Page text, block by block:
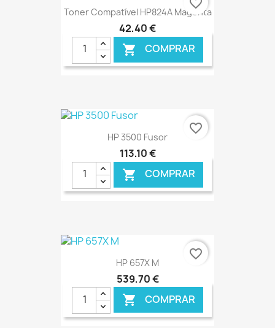
Toner Compatível HP824A Magenta
42,40 €
 COMPRAR
€ ONLINE
favorite_border
HP 3500 Fusor
113,10 €
 COMPRAR
€ ONLINE
favorite_border
HP 657X M
539,70 €
 COMPRAR
favorite_border